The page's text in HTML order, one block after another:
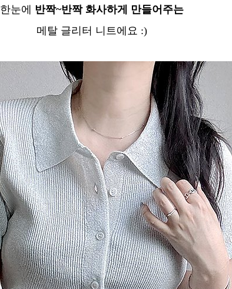
한눈에 반짝~반짝 화사하게 만들어주는
메탈 글리터 니트에요 :)